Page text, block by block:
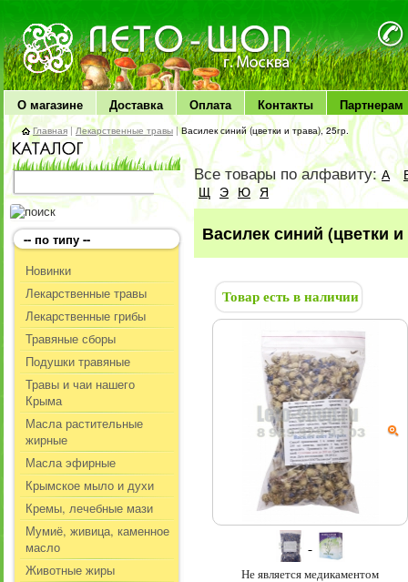
ЛЕТО чудо здоровья
О магазине Доставка Оплата Контакты Партнерам
Главная |Лекарственные травы |Василек синий (цветки и трава), 25гр.
-- по типу --
Новинки
Лекарственные травы
Лекарственные грибы
Травяные сборы
Подушки травяные
Травы и чаи нашего
Крыма
Масла растительные
жирные
Масла эфирные
Крымское мыло и духи
Кремы, лечебные мази
Мумиё, живица, каменное
масло
Животные жиры
Все товары по алфавиту:А
Щ Э Ю Я
Василек синий (цветки и
Товар есть в наличии
Не является медикаментом